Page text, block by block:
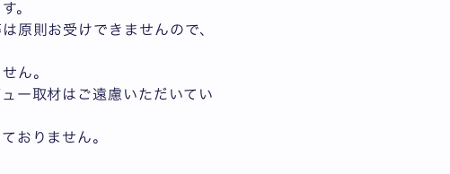
。
原則お受けできませんので、
ん。
ー取材はご遠慮いただいてい
おりません。